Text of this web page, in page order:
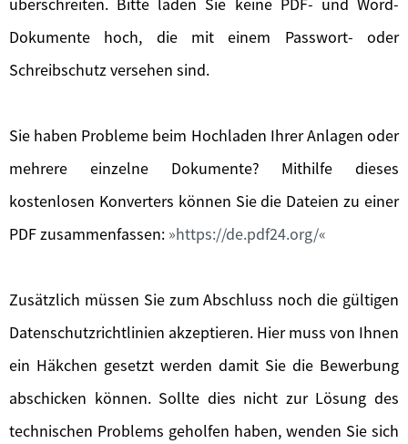
Dokumente hoch, die mit einem Passwort- oder
Schreibschutz versehen sind.
Sie haben Probleme beim Hochladen Ihrer Anlagen oder
mehrere einzelne Dokumente? Mithilfe dieses
kostenlosen Konverters können Sie die Dateien zu einer
PDF zusammenfassen: https://de.pdf24.org/
Zusätzlich müssen Sie zum Abschluss noch die gültigen
Datenschutzrichtlinien akzeptieren. Hier muss von Ihnen
ein Häkchen gesetzt werden damit Sie die Bewerbung
abschicken können. Sollte dies nicht zur Lösung des
technischen Problems geholfen haben, wenden Sie sich